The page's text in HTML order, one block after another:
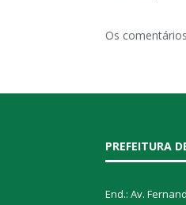
Os
PREFEITURA
End.: Av.